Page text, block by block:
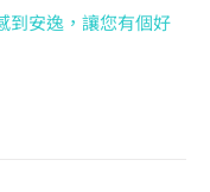
到安逸，讓您有個好